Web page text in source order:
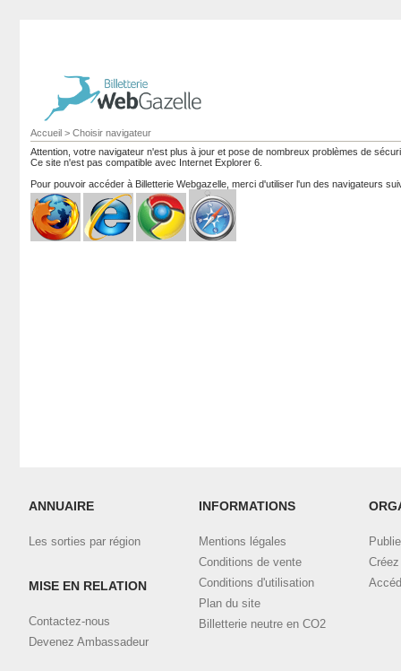
Accueil > Choisir navigateur
Attention, votre navigateur n'est plus à jour et pose de nombreux problèmes de
Ce site n'est pas compatible avec Internet Explorer 6.
Pour pouvoir accéder à Billetterie Webgazelle, merci d'utiliser l'un des navigateurs
ANNUAIRE
Les sorties par région
MISE EN RELATION
Contactez-nous
Devenez Ambassadeur
INFORMATIONS
Mentions légales
Conditions de vente
Conditions d'utilisation
Plan du site
Billetterie neutre en CO2